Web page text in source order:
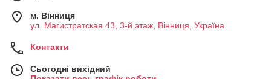
м. Вінниця
ул. Магистратская 43, 3-й этаж, Вінниця, Україна
Контакти
Сьогодні вихідний